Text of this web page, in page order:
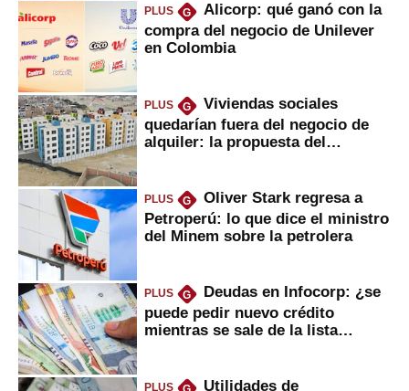
PLUS G
Alicorp: qué ganó con la
compra del negocio de Unilever
en Colombia
PLUS G
Viviendas sociales
quedarían fuera del negocio de
alquiler: la propuesta del
PLUS G
Oliver Stark regresa a
Petroperú: lo que dice el ministro
del Minem sobre la petrolera
PLUS G
Deudas en Infocorp: ¿se
puede pedir nuevo crédito
mientras se sale de la lista
PLUS Utilidades de